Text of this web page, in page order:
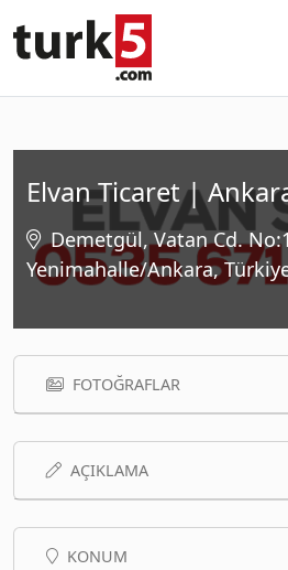
Elvan Ticaret |
Demetgül, Vatan Cd.
Yenimahalle/Ankara,
FOTOĞRAFLAR
AÇIKLAMA
KONUM